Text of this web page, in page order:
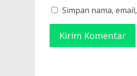
Simpan nama,